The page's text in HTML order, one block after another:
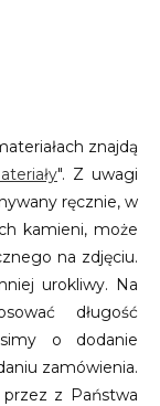
znajdą
". Z uwagi
ręcznie, w
kamieni, może
na zdjęciu.
urokliwy. Na
długość
o dodanie
zamówienia.
z Państwa